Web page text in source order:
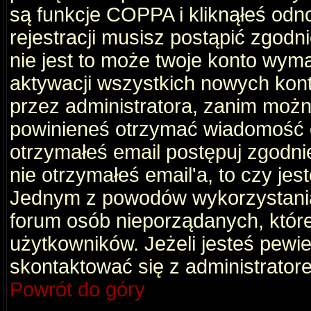
są funkcje COPPA i kliknąłeś
rejestracji musisz postąpić
nie jest to może twoje konto
aktywacji wszystkich nowych
przez administratora, zanim
powinieneś otrzymać
otrzymałeś email postępuj
nie otrzymałeś email'a, to czy
Jednym z powodów
forum osób nieporządanych,
użytkowników. Jeżeli jesteś
skontaktować się z
Powrót do góry